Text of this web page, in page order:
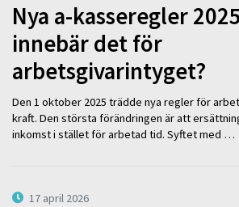
Nya a-kasseregler
innebär det för
arbetsgivarintyget?
Den 1 oktober 2025 trädde nya regler för
kraft. Den största förändringen är att
inkomst i stället för arbetad tid. Syftet med …
17 april 2026